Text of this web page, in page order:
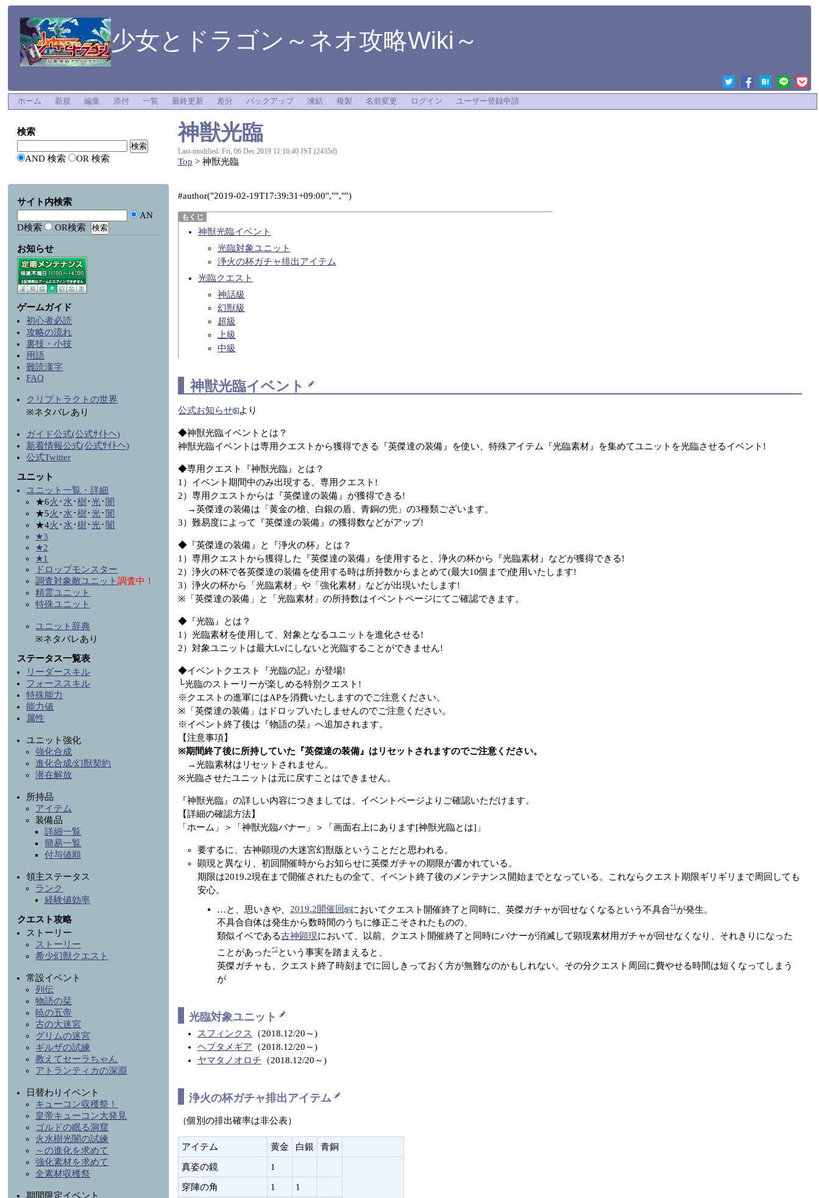
少女とドラゴン～ネオ攻略Wiki～
ホーム 新規 編集 添付 一覧 最終更新 差分 バックアップ 凍結 複製 名前変更 ログイン ユーザー登録申請
神獣光臨
Last-modified: Fri, 06 Dec 2019 11:16:40 JST (2435d)
Top > 神獣光臨
#author("2019-02-19T17:39:31+09:00","","")
神獣光臨イベント
光臨対象ユニット
浄火の杯ガチャ排出アイテム
光臨クエスト
神話級
幻獣級
超級
上級
中級
神獣光臨イベント
公式お知らせ より
◆神獣光臨イベントとは？
神獣光臨イベントは専用クエストから獲得できる『英傑達の装備』を使い、特殊アイテム『光臨素材』を集めてユニットを光臨させるイベント!
◆専用クエスト『神獣光臨』とは？
1）イベント期間中のみ出現する、専用クエスト!
2）専用クエストからは『英傑達の装備』が獲得できる!
→英傑達の装備は「黄金の槍、白銀の盾、青銅の兜」の3種類ございます。
3）難易度によって『英傑達の装備』の獲得数などがアップ!
◆『英傑達の装備』と『浄火の杯』とは？
1）専用クエストから獲得した『英傑達の装備』を使用すると、浄火の杯から『光臨素材』などが獲得できる!
2）浄火の杯で各英傑達の装備を使用する時は所持数からまとめて(最大10個まで)使用いたします!
3）浄火の杯から「光臨素材」や「強化素材」などが出現いたします!
※「英傑達の装備」と「光臨素材」の所持数はイベントページにてご確認できます。
◆『光臨』とは？
1）光臨素材を使用して、対象となるユニットを進化させる!
2）対象ユニットは最大Lvにしないと光臨することができません!
◆イベントクエスト『光臨の記』が登場!
└光臨のストーリーが楽しめる特別クエスト!
※クエストの進軍にはAPを消費いたしますのでご注意ください。
※「英傑達の装備」はドロップいたしませんのでご注意ください。
※イベント終了後は『物語の栞』へ追加されます。
【注意事項】
※期間終了後に所持していた『英傑達の装備』はリセットされますのでご注意ください。
→光臨素材はリセットされません。
※光臨させたユニットは元に戻すことはできません。
『神獣光臨』の詳しい内容につきましては、イベントページよりご確認いただけます。
【詳細の確認方法】
「ホーム」＞「神獣光臨バナー」＞「画面右上にあります[神獣光臨とは]」
要するに、古神顕現の大迷宮幻獣版ということだと思われる。
顕現と異なり、初回開催時からお知らせに英傑ガチャの期限が書かれている。
期限は2019.2現在まで開催されたもの全て、イベント終了後のメンテナンス開始までとなっている。これならクエスト期限ギリギリまで周回しても
安心。
…と、思いきや、 2019.2開催回 においてクエスト開催終了と同時に、英傑ガチャが回せなくなるという不具合*1が発生。
不具合自体は発生から数時間のうちに修正こそされたものの、
類似イベである古神顕現において、以前、クエスト開催終了と同時にバナーが消滅して顕現素材用ガチャが回せなくなり、それきりになった
ことがあった*2という事実を踏まえると、
英傑ガチャも、クエスト終了時刻までに回しきっておく方が無難なのかもしれない。その分クエスト周回に費やせる時間は短くなってしまう
が
光臨対象ユニット
スフィンクス
（2018.12/20～)
ヘプタメギア （2018.12/20～)
ヤマタノオロチ （2018.12/20～)
浄火の杯ガチャ排出アイテム
（個別の排出確率は非公表）
アイテム 黄金 白銀 青銅
真姿の鏡 1
穿陣の角 1 1
検索
AND 検索 OR 検索
サイト内検索
AN
D検索
OR検索
お知らせ
ゲームガイド
初心者必読
攻略の流れ
裏技・小技
用語
難読漢字
FAQ
クリプトラクトの世界
※ネタバレあり
ガイド公式(公式ｻｲﾄへ)
新着情報公式(公式ｻｲﾄへ)
公式Twitter
ユニット
ユニット一覧・詳細
★6火 ･ 水 ･樹･光･ 闇
★5火 ･ 水 ･樹･光･ 闇
★4火 ･ 水 ･樹･光･ 闇
★3
★2
★1
ドロップモンスター
調査対象敵ユニット調査中！
精霊ユニット
特殊ユニット
ユニット辞典
※ネタバレあり
ステータス一覧表
リーダースキル
フォーススキル
特殊能力
能力値
属性
ユニット強化
強化合成
進化合成/幻獣契約
潜在解放
所持品
アイテム
装備品
詳細一覧
簡易一覧
付与値順
領主ステータス
ランク
経験値効率
クエスト攻略
ストーリー
ストーリー
希少幻獣クエスト
常設イベント
列伝
物語の栞
暁の五帝
古の大迷宮
グリムの迷宮
ギルザの試練
教えてセーラちゃん
アトランティカの深淵
日替わりイベント
キューコン収穫祭！
皇帝キューコン大発見
ゴルドの眠る洞窟
火水樹光闇の試練
～の進化を求めて
強化素材を求めて
全素材収穫祭
期間限定イベント